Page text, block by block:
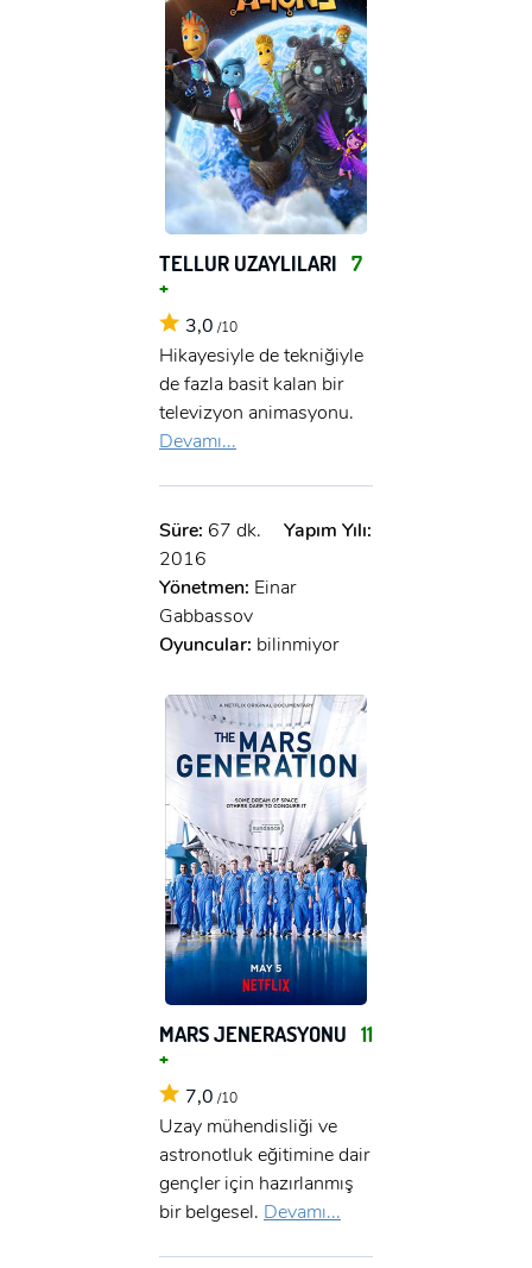
TELLUR UZAYLILARI 7
+
3,0 /10
Hikayesiyle de tekniğiyle
de fazla basit kalan bir
televizyon animasyonu.
Devamı...
Süre: 67 dk.
Yapım Yılı:
2016
Yönetmen: Einar
Gabbassov
Oyuncular: bilinmiyor
MARS JENERASYONU 11
+
7,0 /10
Uzay mühendisliği ve
astronotluk eğitimine dair
gençler için hazırlanmış
bir belgesel. Devamı...